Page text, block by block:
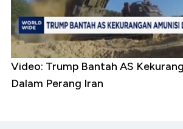
Video: Trump Bantah AS
Dalam Perang Iran